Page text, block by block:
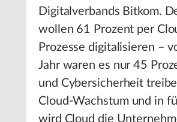
Digitalverbands Bitkom.
wollen 61 Prozent per
Prozesse digitalisieren –
Jahr waren es nur 45
und Cybersicherheit
Cloud-Wachstum und in
wird Cloud die